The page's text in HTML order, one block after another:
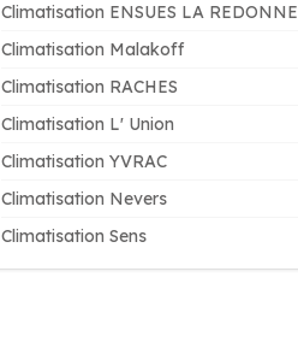
Climatisation ENSUES LA REDONNE
Climatisation Malakoff
Climatisation RACHES
Climatisation L' Union
Climatisation YVRAC
Climatisation Nevers
Climatisation Sens